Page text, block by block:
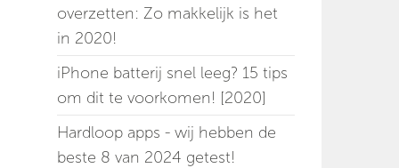
overzetten: Zo makkelijk is het
in 2020!
iPhone batterij snel leeg? 15 tips
om dit te voorkomen! [2020]
Hardloop apps - wij hebben de
beste 8 van 2024 getest!